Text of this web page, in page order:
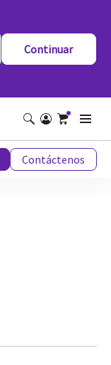
Continuar
Contáctenos